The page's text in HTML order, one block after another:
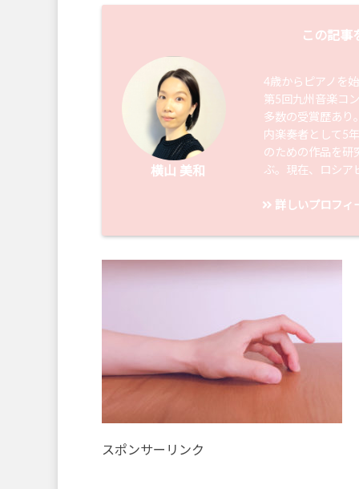
この記事
横山 美和
4歳からピアノを
第5回九州音楽コ
多数の受賞歴あり
内楽奏者として5
のための作品を研
ぶ。現在、ロシア
詳しいプロフィ
スポンサーリンク